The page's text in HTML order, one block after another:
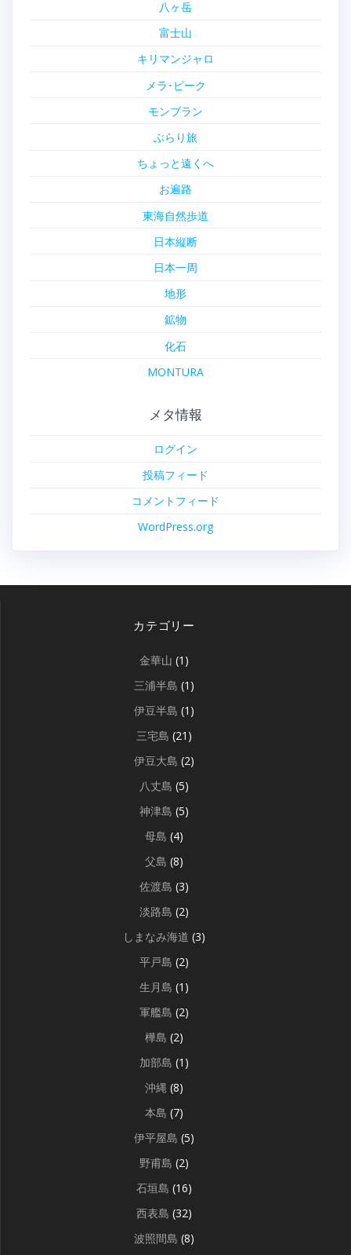
八ヶ岳
富士山
キリマンジャロ
メラ･ピーク
モンブラン
ぶらり旅
ちょっと遠くへ
お遍路
東海自然歩道
日本縦断
日本一周
地形
鉱物
化石
MONTURA
メタ情報
ログイン
投稿フィード
コメントフィード
WordPress.org
カテゴリー
金華山 (1)
三浦半島 (1)
伊豆半島 (1)
三宅島 (21)
伊豆大島 (2)
八丈島 (5)
神津島 (5)
母島 (4)
父島 (8)
佐渡島 (3)
淡路島 (2)
しまなみ海道 (3)
平戸島 (2)
生月島 (1)
軍艦島 (2)
樺島 (2)
加部島 (1)
沖縄 (8)
本島 (7)
伊平屋島 (5)
野甫島 (2)
石垣島 (16)
西表島 (32)
波照間島 (8)